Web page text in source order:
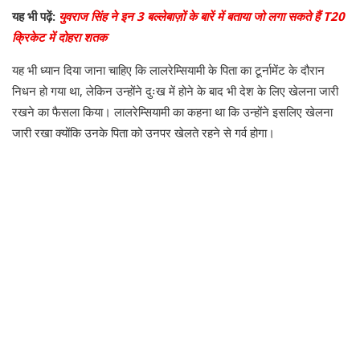
यह भी पढ़ें: युवराज सिंह ने इन 3 बल्लेबाज़ों के बारें में बताया जो लगा सकते हैं T20
क्रिकेट में दोहरा शतक
यह भी ध्यान दिया जाना चाहिए कि लालरेम्सियामी के पिता का टूर्नामेंट के दौरान
निधन हो गया था, लेकिन उन्होंने दुःख में होने के बाद भी देश के लिए खेलना जारी
रखने का फैसला किया। लालरेम्सियामी का कहना था कि उन्होंने इसलिए खेलना
जारी रखा क्योंकि उनके पिता को उनपर खेलते रहने से गर्व होगा।